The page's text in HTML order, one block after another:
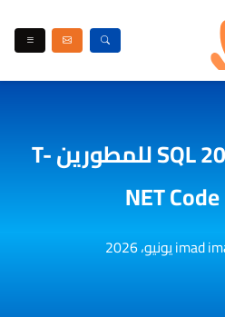
دورة دبلومة SQL 2014 للمطورين T-